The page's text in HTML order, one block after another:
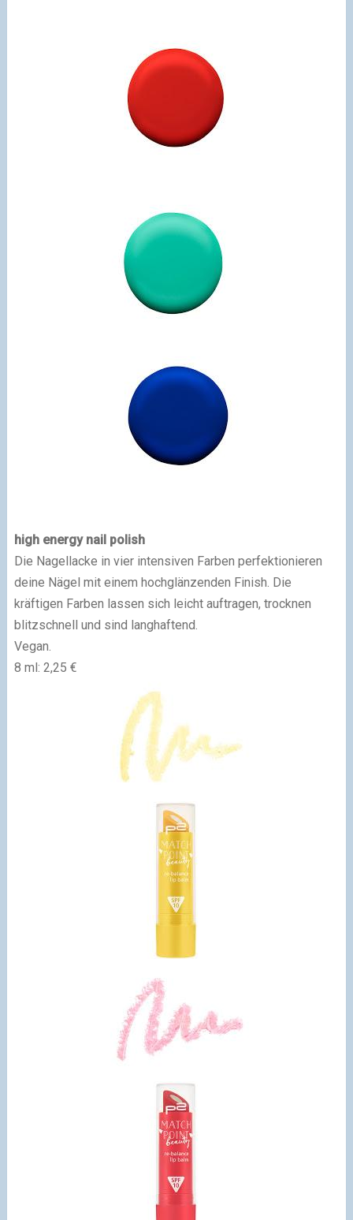
high energy nail polish
Die Nagellacke in vier intensiven Farben perfektionieren
deine Nägel mit einem hochglänzenden Finish. Die
kräftigen Farben lassen sich leicht auftragen, trocknen
blitzschnell und sind langhaftend.
Vegan.
8 ml: 2,25 €